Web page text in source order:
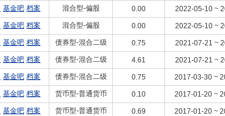
基金吧 档案 混合型-偏股 0.00 2022-05-10 ~
基金吧 档案 混合型-偏股 0.00 2022-05-10 ~
基金吧 档案 债券型-混合二级 0.75 2021-07-21 ~
基金吧 档案 债券型-混合二级 4.61 2021-07-21 ~
基金吧 档案 债券型-混合二级 0.75 2017-03-30 ~
基金吧 档案 货币型-普通货币 0.10 2017-01-20 ~
基金吧 档案 货币型-普通货币 0.69 2017-01-20 ~